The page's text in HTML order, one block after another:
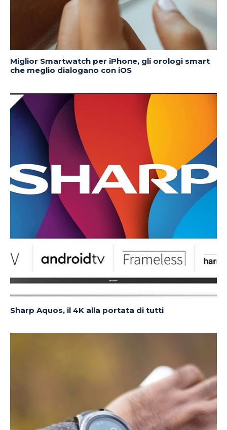
Miglior Smartwatch per iPhone, gli orologi smart
che meglio dialogano con iOS
Sharp Aquos, il 4K alla portata di tutti